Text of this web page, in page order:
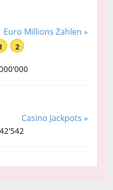
Euro Millions Zahlen »
2
Casino Jackpots »